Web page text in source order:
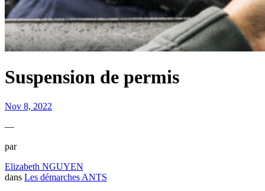
Suspension de permis
Nov 8, 2022
—
par
Elizabeth NGUYEN
dans Les démarches ANTS